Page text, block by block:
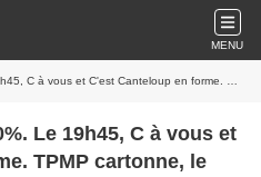
MENU
C'est Canteloup en forme. TPMP cartonne, le 24/10/24
Le 19h45, C à vous et
TPMP cartonne, le